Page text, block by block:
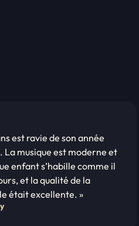
est ravie de son année
La musique est moderne et
enfant s’habille comme il
et la qualité de la
était excellente. »